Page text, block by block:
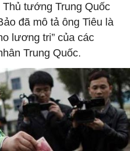
tướng Trung Quốc
đã mô tả ông Tiêu là
lương tri” của các
Trung Quốc.